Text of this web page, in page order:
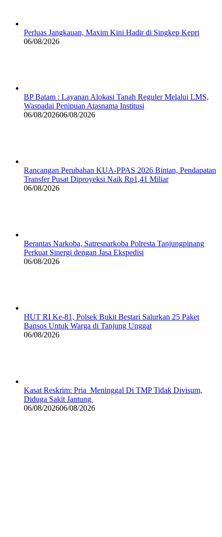
Perluas Jangkauan, Maxim Kini Hadir di Singkep Kepri
06/08/2026
BP Batam : Layanan Alokasi Tanah Reguler Melalui LMS,
Waspadai Penipuan Atasnama Institusi
06/08/202606/08/2026
Rancangan Perubahan KUA-PPAS 2026 Bintan, Pendapatan
Transfer Pusat Diproyeksi Naik Rp1,41 Miliar
06/08/2026
Berantas Narkoba, Satresnarkoba Polresta Tanjungpinang
Perkuat Sinergi dengan Jasa Ekspedisi
06/08/2026
HUT RI Ke-81, Polsek Bukit Bestari Salurkan 25 Paket
Bansos Untuk Warga di Tanjung Unggat
06/08/2026
Kasat Reskrim: Pria Meninggal Di TMP Tidak Divisum,
Diduga Sakit Jantung
06/08/202606/08/2026